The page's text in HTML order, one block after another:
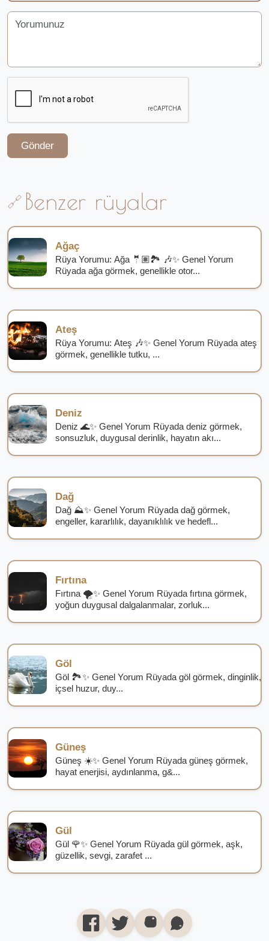
Gönder
Benzer rüyalar
Ağaç
Rüya Yorumu: Ağa 🤵🏽🏞️ 🎶✨ Genel Yorum
Rüyada ağa görmek, genellikle otor...
Ateş
Rüya Yorumu: Ateş 🎶✨ Genel Yorum Rüyada ateş
görmek, genellikle tutku, ...
Deniz
Deniz 🌊✨ Genel Yorum Rüyada deniz görmek,
sonsuzluk, duygusal derinlik, hayatın akı...
Dağ
Dağ ⛰️✨ Genel Yorum Rüyada dağ görmek,
engeller, kararlılık, dayanıklılık ve hedefl...
Fırtına
Fırtına 🌪️✨ Genel Yorum Rüyada fırtına görmek,
yoğun duygusal dalgalanmalar, zorluk...
Göl
Göl 🏞️✨ Genel Yorum Rüyada göl görmek, dinginlik,
içsel huzur, duy...
Güneş
Güneş ☀️✨ Genel Yorum Rüyada güneş görmek,
hayat enerjisi, aydınlanma, g&...
Gül
Gül 🌹✨ Genel Yorum Rüyada gül görmek, aşk,
güzellik, sevgi, zarafet ...